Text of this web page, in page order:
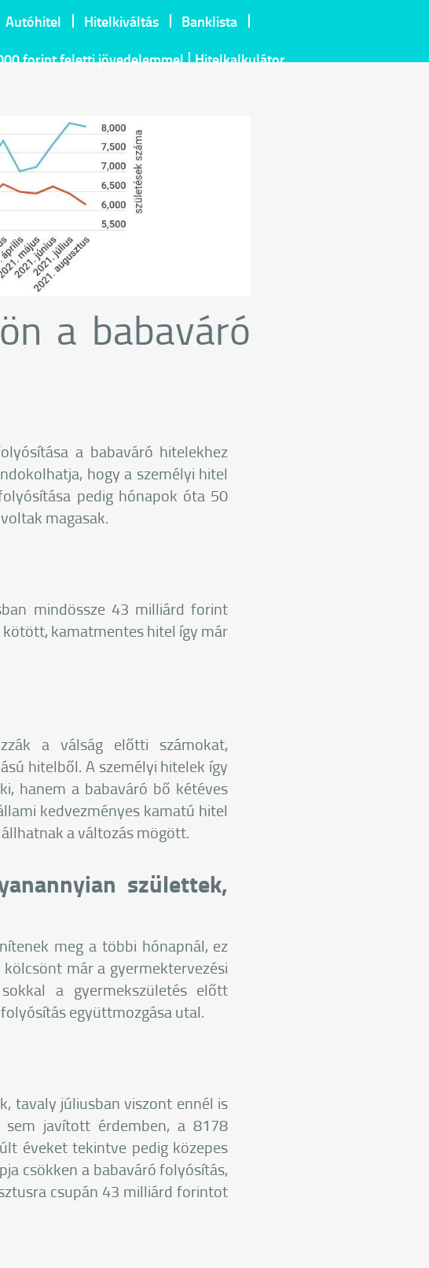
Autóhitel Hitelkiváltás Banklista
forint feletti jövedelemmel Hitelkalkulátor
a babaváró
a babaváró hitelekhez
hogy a személyi hitel
pedig hónapok óta 50
magasak.
mindössze 43 milliárd forint
kamatmentes hitel így már
a válság előtti számokat,
hitelből. A személyi hitelek így
hanem a babaváró bő kétéves
kedvezményes kamatú hitel
a változás mögött.
születtek,
meg a többi hónapnál, ez
már a gyermektervezési
a gyermekszületés előtt
együttmozgása utal.
tavaly júliusban viszont ennél is
javított érdemben, a 8178
éveket tekintve pedig közepes
csökken a babaváró folyósítás,
csupán 43 milliárd forintot